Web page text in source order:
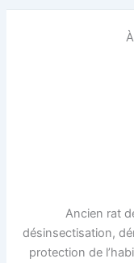
Ancien rat
désinsectisation,
protection de